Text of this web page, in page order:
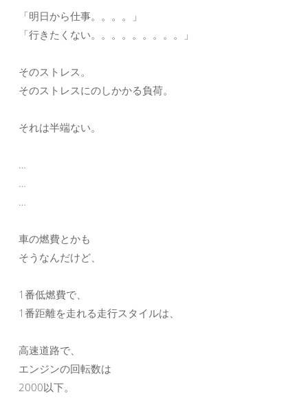
「明日から仕事。。。。」
「行きたくない。。。。。。。。。」
そのストレス。
そのストレスにのしかかる負荷。
それは半端ない。
…
…
…
車の燃費とかも
そうなんだけど、
1番低燃費で、
1番距離を走れる走行スタイルは、
高速道路で、
エンジンの回転数は
2000以下。